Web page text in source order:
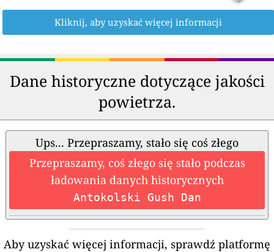
Kliknij, aby uzyskać więcej informacji
Dane historyczne dotyczące jakości
powietrza.
Ups... Przepraszamy, stało się coś złego
Przepraszamy, coś złego się stało podczas
ładowania danych historycznych
Antokolski Gush Dan
Aby uzyskać więcej informacji, sprawdź platformę